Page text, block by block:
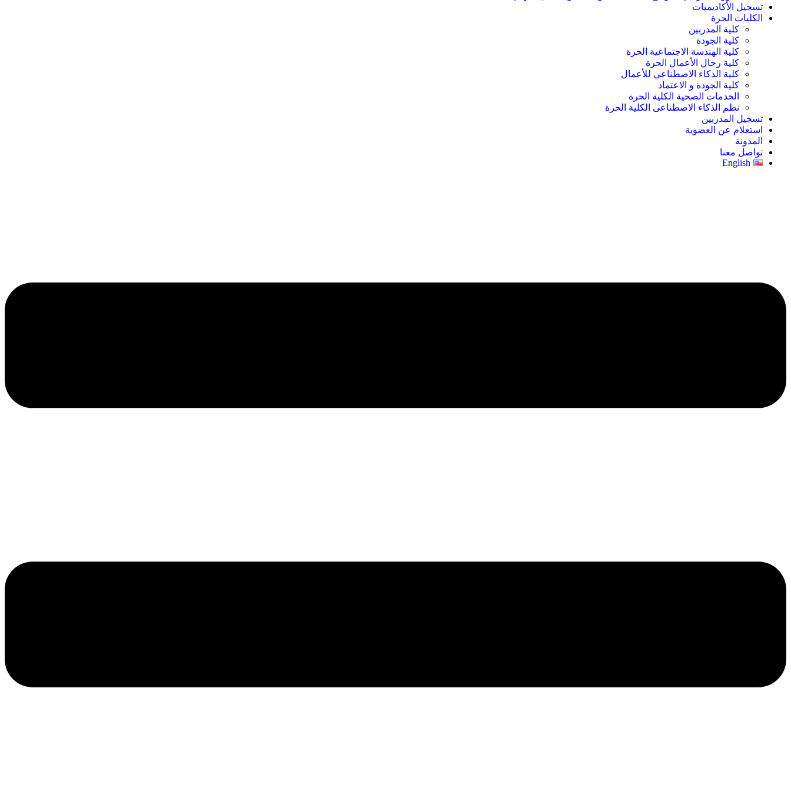
تسجيل الأكاديميات
الكليات الحرة
كلية المدربين
كلية الجودة
كلية الهندسة الاجتماعية الحرة
كلية رجال الأعمال الحرة
كلية الذكاء الاصطناعي للأعمال
كلية الجودة و الاعتماد
الخدمات الصحية الكلية الحرة
نظم الذكاء الاصطناعى الكلية الحرة
تسجيل المدربين
استعلام عن العضوية
المدونة
تواصل معنا
English